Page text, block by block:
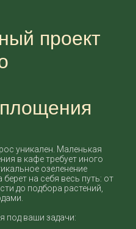
проект
уникален. Маленькая
в кафе требует иного
озеленение
на себя весь путь: от
до подбора растений,
под ваши задачи: